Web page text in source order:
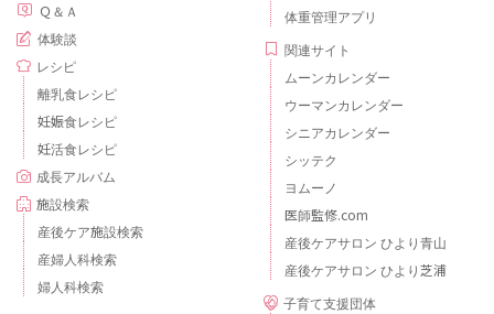
Ｑ＆Ａ
体験談
レシピ
離乳食レシピ
妊娠食レシピ
妊活食レシピ
成長アルバム
施設検索
産後ケア施設検索
産婦人科検索
婦人科検索
体重管理アプリ
関連サイト
ムーンカレンダー
ウーマンカレンダー
シニアカレンダー
シッテク
ヨムーノ
医師監修.com
産後ケアサロン ひより青山
産後ケアサロン ひより芝浦
子育て支援団体